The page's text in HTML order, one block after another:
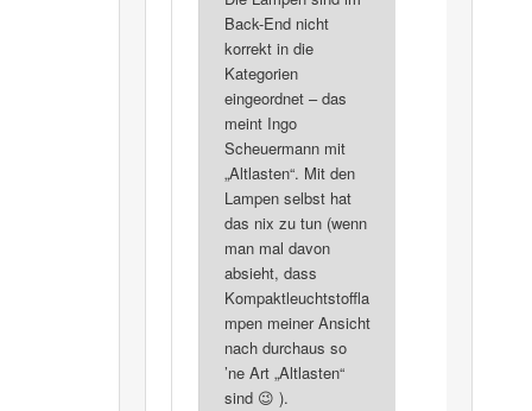
Back-End nicht
korrekt in die
Kategorien
eingeordnet – das
meint Ingo
Scheuermann mit
„Altlasten“. Mit den
Lampen selbst hat
das nix zu tun (wenn
man mal davon
absieht, dass
Kompaktleuchtstoffla
mpen meiner Ansicht
nach durchaus so
’ne Art „Altlasten“
sind 😉 ).